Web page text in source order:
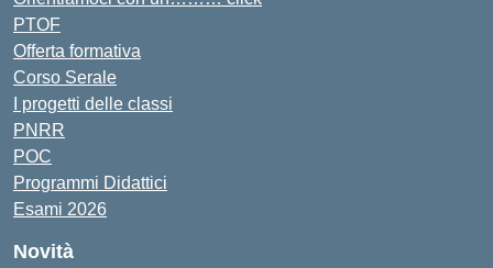
PTOF
Offerta formativa
Corso Serale
I progetti delle classi
PNRR
POC
Programmi Didattici
Esami 2026
Novità